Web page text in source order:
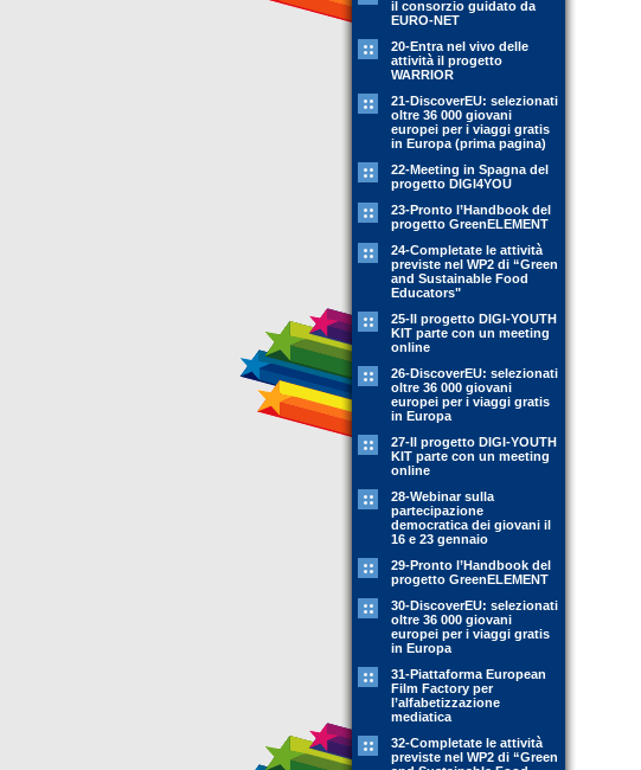
il consorzio guidato da
EURO-NET
20-Entra nel vivo delle
attività il progetto
WARRIOR
21-DiscoverEU: selezionati
oltre 36 000 giovani
europei per i viaggi gratis
in Europa (prima pagina)
22-Meeting in Spagna del
progetto DIGI4YOU
23-Pronto l’Handbook del
progetto GreenELEMENT
24-Completate le attività
previste nel WP2 di “Green
and Sustainable Food
Educators"
25-Il progetto DIGI-YOUTH
KIT parte con un meeting
online
26-DiscoverEU: selezionati
oltre 36 000 giovani
europei per i viaggi gratis
in Europa
27-Il progetto DIGI-YOUTH
KIT parte con un meeting
online
28-Webinar sulla
partecipazione
democratica dei giovani il
16 e 23 gennaio
29-Pronto l’Handbook del
progetto GreenELEMENT
30-DiscoverEU: selezionati
oltre 36 000 giovani
europei per i viaggi gratis
in Europa
31-Piattaforma European
Film Factory per
l’alfabetizzazione
mediatica
32-Completate le attività
previste nel WP2 di “Green